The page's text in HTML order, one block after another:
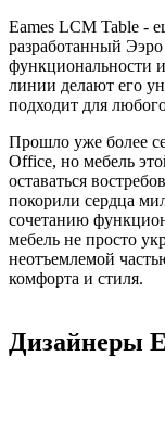
Eames LCM Table -
разработанный
функциональности
линии делают его
подходит для
Прошло уже более
Office, но мебель
оставаться
покорили сердца
сочетанию
мебель не просто
неотъемлемой
комфорта и стиля.
Дизайнеры